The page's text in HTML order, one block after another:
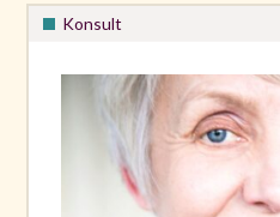
Konsult